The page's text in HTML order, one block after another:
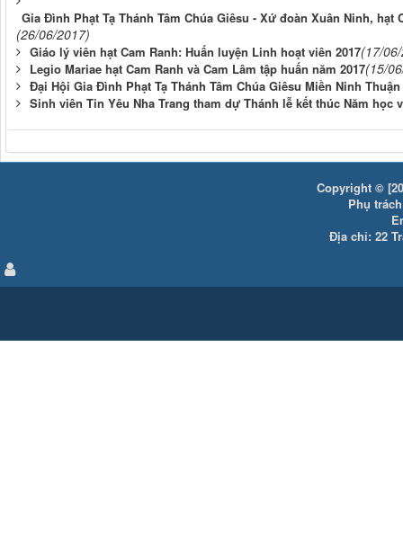
Gia Đình Phạt Tạ Thánh Tâm Chúa Giêsu - Xứ đoàn Xuân Ninh,
(26/06/2017)
Giáo lý viên hạt Cam Ranh: Huấn luyện Linh hoạt viên 2017(17/
Legio Mariae hạt Cam Ranh và Cam Lâm tập huấn năm 2017(15/
Đại Hội Gia Đình Phạt Tạ Thánh Tâm Chúa Giêsu Miền Ninh
Sinh viên Tin Yêu Nha Trang tham dự Thánh lễ kết thúc Năm học
Copyright ©
Phụ
Địa chỉ: 22